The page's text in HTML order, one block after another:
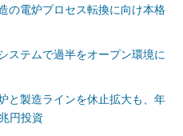
の電炉プロセス転換に向け本格
ステムで過半をオープン環境に
と製造ラインを休止拡大も、年
円投資